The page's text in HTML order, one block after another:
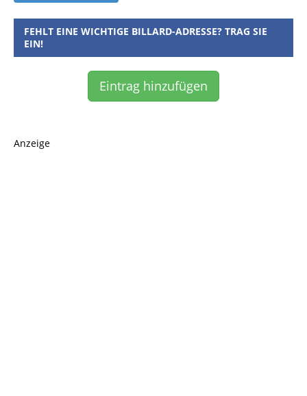
FEHLT EINE WICHTIGE BILLARD-ADRESSE? TRAG SIE
EIN!
Eintrag hinzufügen
Anzeige